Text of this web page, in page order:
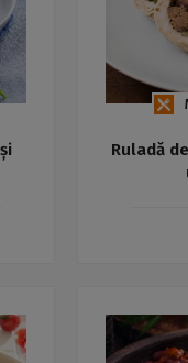
Ruladă